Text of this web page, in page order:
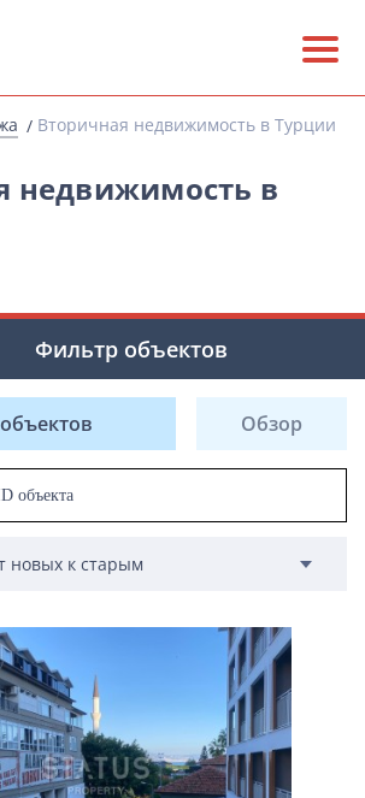
Вторичная недвижимость в Турции
недвижимость в
Фильтр объектов
Обзор